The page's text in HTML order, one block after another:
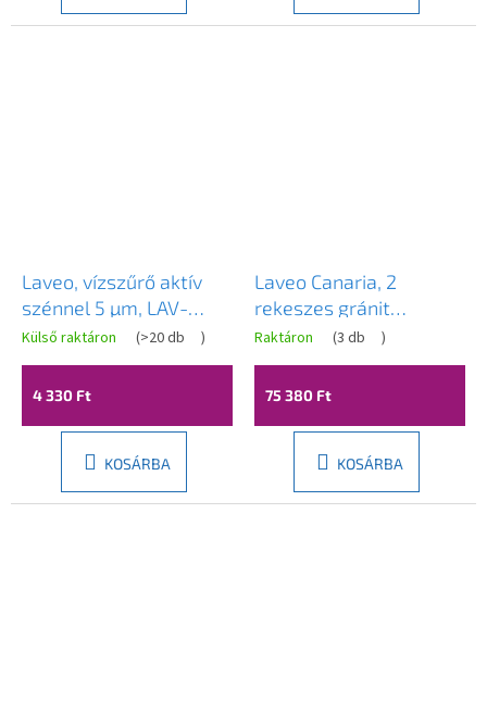
Laveo, vízszűrő aktív
szénnel 5 µm, LAV-
FBA_002M
Külső raktáron (>20 db )
4 330 Ft
KOSÁRBA
Laveo Canaria, 2
rekeszes gránit
mosogató
1160x500x207 mm,
fekete, LAV-SPC_B21T
Raktáron (3 db )
75 380 Ft
KOSÁRBA